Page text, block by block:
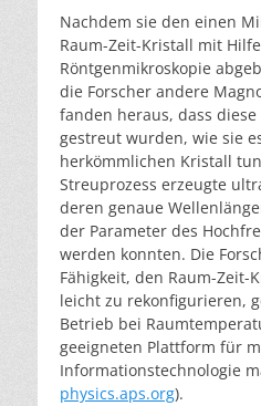
Nachdem sie den einen
Raum-Zeit-Kristall mit
Röntgenmikroskopie
die Forscher andere
fanden heraus, dass
gestreut wurden, wie sie
herkömmlichen Kristall
Streuprozess erzeugte
deren genaue
der Parameter des
werden konnten. Die
Fähigkeit, den Raum-Zeit-
leicht zu rekonfigurieren,
Betrieb bei
geeigneten Plattform für
Informationstechnologie
physics.aps.org).